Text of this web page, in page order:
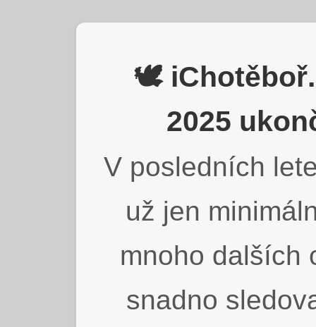
🕊️
2025
V posledních
už jen
mnoho dalších
snadno